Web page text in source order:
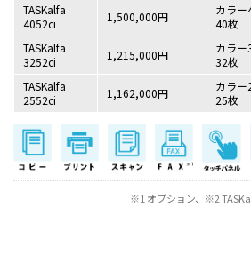
TASKalfa
4052ci
1,500,000円
カラー
40枚
TASKalfa
3252ci
1,215,000円
カラー
32枚
TASKalfa
2552ci
1,162,000円
カラー
25枚
※1 オプション、※2